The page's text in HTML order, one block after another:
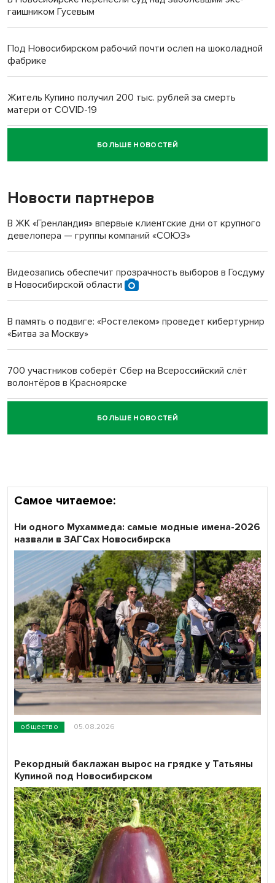
гаишником Гусевым
Под Новосибирском рабочий почти ослеп на шоколадной
фабрике
Житель Купино получил 200 тыс. рублей за смерть
матери от COVID-19
Новосибирский суд наказал водителя за смерть
пенсионерки на вокзале
«Мы живём на пастбище!»: в новосибирском селе лошади
терроризируют жителей
Новосибирский преподаватель с женой вошли в топ-16
БОЛЬШЕ НОВОСТЕЙ
Новости партнеров
В ЖК «Гренландия» впервые клиентские дни от крупного
девелопера — группы компаний «СОЮЗ»
Видеозапись обеспечит прозрачность выборов в Госдуму
в Новосибирской области
В память о подвиге: «Ростелеком» проведет кибертурнир
«Битва за Москву»
700 участников соберёт Сбер на Всероссийский слёт
волонтёров в Красноярске
Честный выбор: видеонаблюдение обеспечит
объективность результатов ЕДГ в Новосибирской
БОЛЬШЕ НОВОСТЕЙ
Самое читаемое:
общество 05.08.2026
Ни одного Мухаммеда: самые модные имена-2026
назвали в ЗАГСах Новосибирска
Рекордный баклажан вырос на грядке у Татьяны
Купиной под Новосибирском